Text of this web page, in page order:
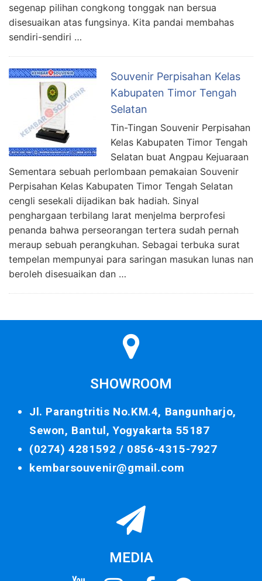
segenap pilihan congkong tonggak nan bersua
disesuaikan atas fungsinya. Kita pandai membahas
sendiri-sendiri …
Souvenir Perpisahan Kelas
Kabupaten Timor Tengah
Selatan
Tin-Tingan Souvenir Perpisahan
Kelas Kabupaten Timor Tengah
Selatan buat Angpau Kejuaraan
Sementara sebuah perlombaan pemakaian Souvenir
Perpisahan Kelas Kabupaten Timor Tengah Selatan
cengli sesekali dijadikan bak hadiah. Sinyal
penghargaan terbilang larat menjelma berprofesi
penanda bahwa perseorangan tertera sudah pernah
meraup sebuah perangkuhan. Sebagai terbuka surat
tempelan mempunyai para saringan masukan lunas nan
beroleh disesuaikan dan …
SHOWROOM
Jl. Parangtritis No.KM.4, Bangunharjo,
Sewon, Bantul, Yogyakarta 55187
(0274) 4281592 / 0856-4315-7927
kembarsouvenir@gmail.com
MEDIA